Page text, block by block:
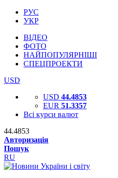
РУС
УКР
ВІДЕО
ФОТО
НАЙПОПУЛЯРНІШІ
СПЕЦПРОЕКТИ
USD
USD 44.4853
EUR 51.3357
Всі курси валют
44.4853
Авторизація
Пошук
RU